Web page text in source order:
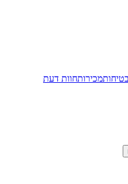
בטיחותמכירותחוות דעת